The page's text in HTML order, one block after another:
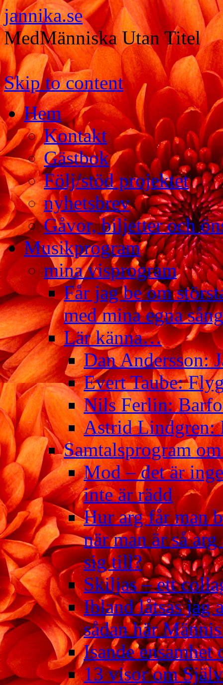
jannika.se
MedMänniska Utan Titel
Skip to content
Hem
Kontakt
Gästbok
Följ/stöd projektet
nyhetsbrev
Gåvor, biljetter och
Musikprogram
mina visprogram
Får jag be om
med mina egna
Lär känna…
Dan Andersson:
Evert Taube:
Nils Ferlin:
Astrid Lindgren:
Samtalsprogram
Mod – det är
inte är rädd
Hur arg får man
när man är så
sig till?
Skiljas – ett
Ibland låtsas jag
sådan här
Isande ensamhet
13 visor om